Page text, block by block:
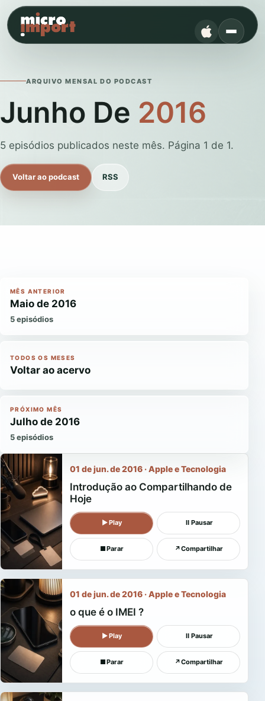
ARQUIVO MENSAL DO PODCAST
Junho De 2016
5 episódios publicados neste mês. Página 1 de 1.
Voltar ao podcast RSS
MÊS ANTERIOR
Maio de 2016
5 episódios
TODOS OS MESES
Voltar ao acervo
PRÓXIMO MÊS
Julho de 2016
5 episódios
01 de jun. de 2016 · Apple e Tecnologia
Introdução ao Compartilhando de
Hoje
▶Play Ⅱ Pausar
■Parar ↗Compartilhar
01 de jun. de 2016 · Apple e Tecnologia
o que é o IMEI ?
▶Play Ⅱ Pausar
■Parar ↗Compartilhar